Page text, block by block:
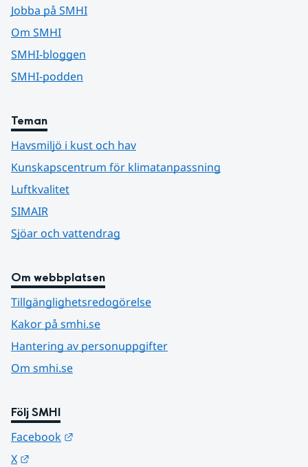
Jobba på SMHI
Om SMHI
SMHI-bloggen
SMHI-podden
Teman
Havsmiljö i kust och hav
Kunskapscentrum för klimatanpassning
Luftkvalitet
SIMAIR
Sjöar och vattendrag
Om webbplatsen
Tillgänglighetsredogörelse
Kakor på smhi.se
Hantering av personuppgifter
Om smhi.se
Följ SMHI
Facebook
X